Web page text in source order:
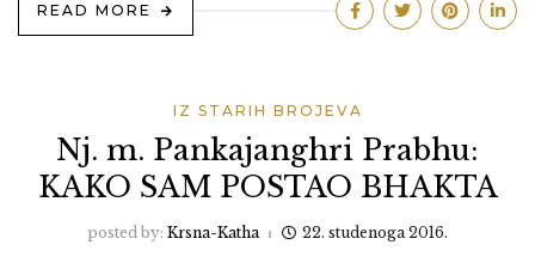
READ MORE
IZ STARIH BROJEVA
Nj. m. Pankajanghri Prabhu:
KAKO SAM POSTAO BHAKTA
posted by: Krsna-Katha 22. studenoga 2016.